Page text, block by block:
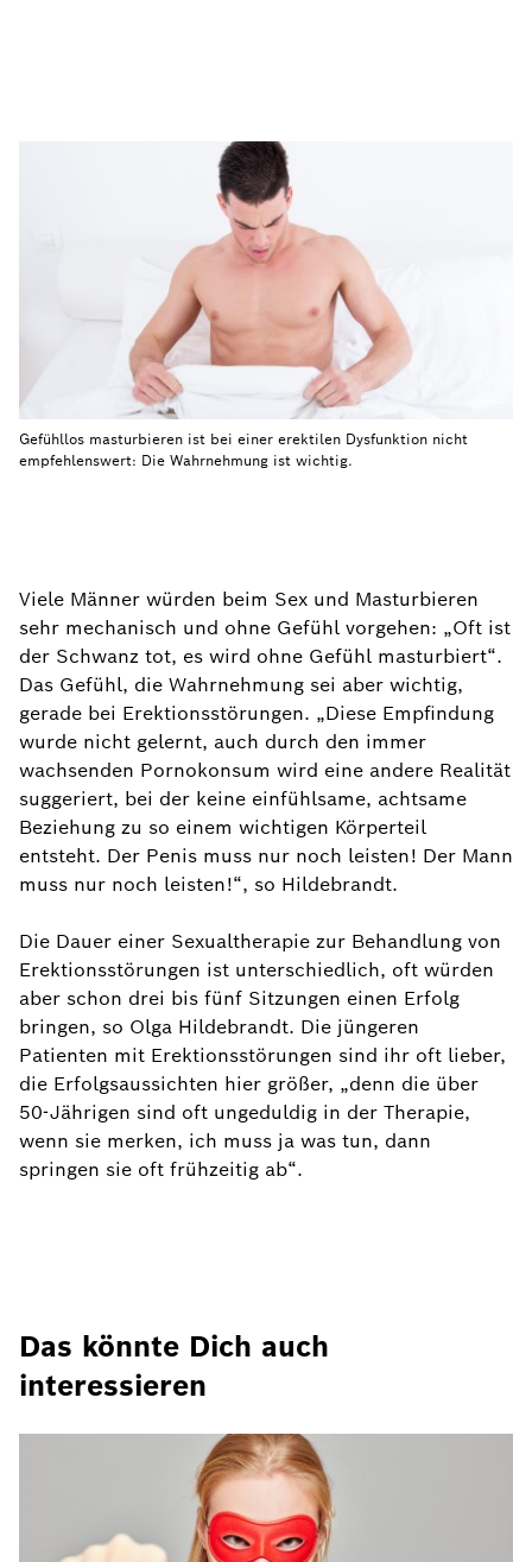
Gefühllos masturbieren ist bei einer erektilen Dysfunktion nicht
empfehlenswert: Die Wahrnehmung ist wichtig.
Viele Männer würden beim Sex und Masturbieren
sehr mechanisch und ohne Gefühl vorgehen: „Oft ist
der Schwanz tot, es wird ohne Gefühl masturbiert“.
Das Gefühl, die Wahrnehmung sei aber wichtig,
gerade bei Erektionsstörungen. „Diese Empfindung
wurde nicht gelernt, auch durch den immer
wachsenden Pornokonsum wird eine andere Realität
suggeriert, bei der keine einfühlsame, achtsame
Beziehung zu so einem wichtigen Körperteil
entsteht. Der Penis muss nur noch leisten! Der Mann
muss nur noch leisten!“, so Hildebrandt.
Die Dauer einer Sexualtherapie zur Behandlung von
Erektionsstörungen ist unterschiedlich, oft würden
aber schon drei bis fünf Sitzungen einen Erfolg
bringen, so Olga Hildebrandt. Die jüngeren
Patienten mit Erektionsstörungen sind ihr oft lieber,
die Erfolgsaussichten hier größer, „denn die über
50-Jährigen sind oft ungeduldig in der Therapie,
wenn sie merken, ich muss ja was tun, dann
springen sie oft frühzeitig ab“.
Das könnte Dich auch
interessieren